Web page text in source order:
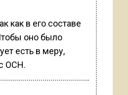
как в его составе
оно было
есть в меру,
ОСН.